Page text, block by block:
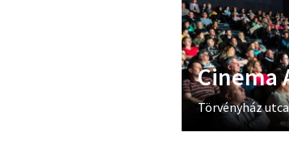
Cinema
Törvényház